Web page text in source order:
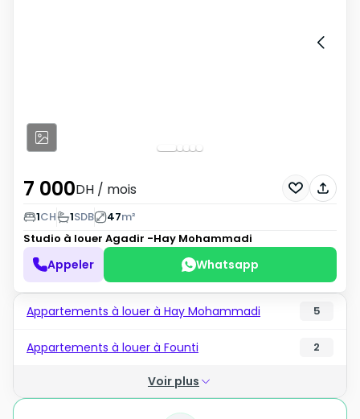
7 000DH / mois
1CH 1SDB 47m²
Studio à louer Agadir -Hay Mohammadi
Appeler Whatsapp
Appartements à louer à Hay Mohammadi 5
Appartements à louer à Founti 2
Voir plus